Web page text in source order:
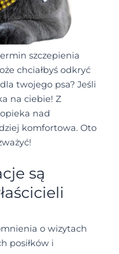
szczepienia
chciałbyś odkryć
twojego psa? Jeśli
na ciebie! Z
nad
komfortowa. Oto
są
o wizytach
posiłków i